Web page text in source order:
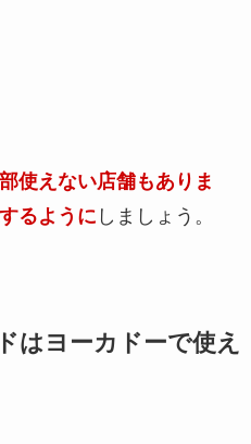
使えない店舗もありま
るように しましょう。
はヨーカドーで使え